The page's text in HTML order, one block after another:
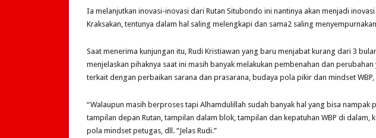
Ia melanjutkan inovasi-inovasi dari Rutan Situbondo ini nantinya akan menjadi
Kraksakan, tentunya dalam hal saling melengkapi dan sama2 saling
Saat menerima kunjungan itu, Rudi Kristiawan yang baru menjabat kurang dari 3
menjelaskan pihaknya saat ini masih banyak melakukan pembenahan dan
terkait dengan perbaikan sarana dan prasarana, budaya pola pikir dan mindset WBP,
“Walaupun masih berproses tapi Alhamdulillah sudah banyak hal yang bisa nampak
tampilan depan Rutan, tampilan dalam blok, tampilan dan kepatuhan WBP di dalam,
pola mindset petugas, dll. “Jelas Rudi.”